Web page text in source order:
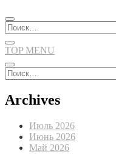
Найти:
TOP MENU
Найти:
Archives
Июль 2026
Июнь 2026
Май 2026